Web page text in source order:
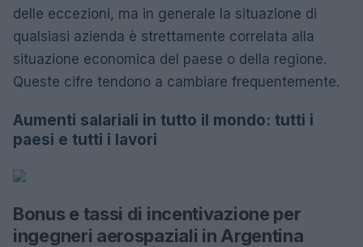
delle eccezioni, ma in generale la situazione di
qualsiasi azienda è strettamente correlata alla
situazione economica del paese o della regione.
Queste cifre tendono a cambiare frequentemente.
Aumenti salariali in tutto il mondo: tutti i
paesi e tutti i lavori
Bonus e tassi di incentivazione per
ingegneri aerospaziali in Argentina